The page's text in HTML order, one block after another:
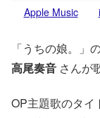
Apple Music
「うちの娘。」
高尾奏音 さんが
OP主題歌のタイ